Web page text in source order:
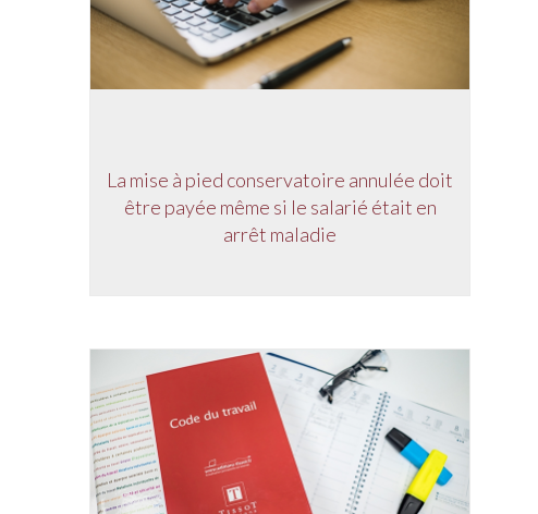
La mise à pied conservatoire annulée doit
être payée même si le salarié était en
arrêt maladie